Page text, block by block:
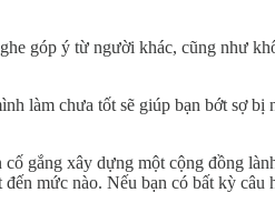
góp ý từ người khác, cũng như
làm chưa tốt sẽ giúp bạn bớt sợ
gắng xây dựng một cộng đồng
mức nào. Nếu bạn có bất kỳ